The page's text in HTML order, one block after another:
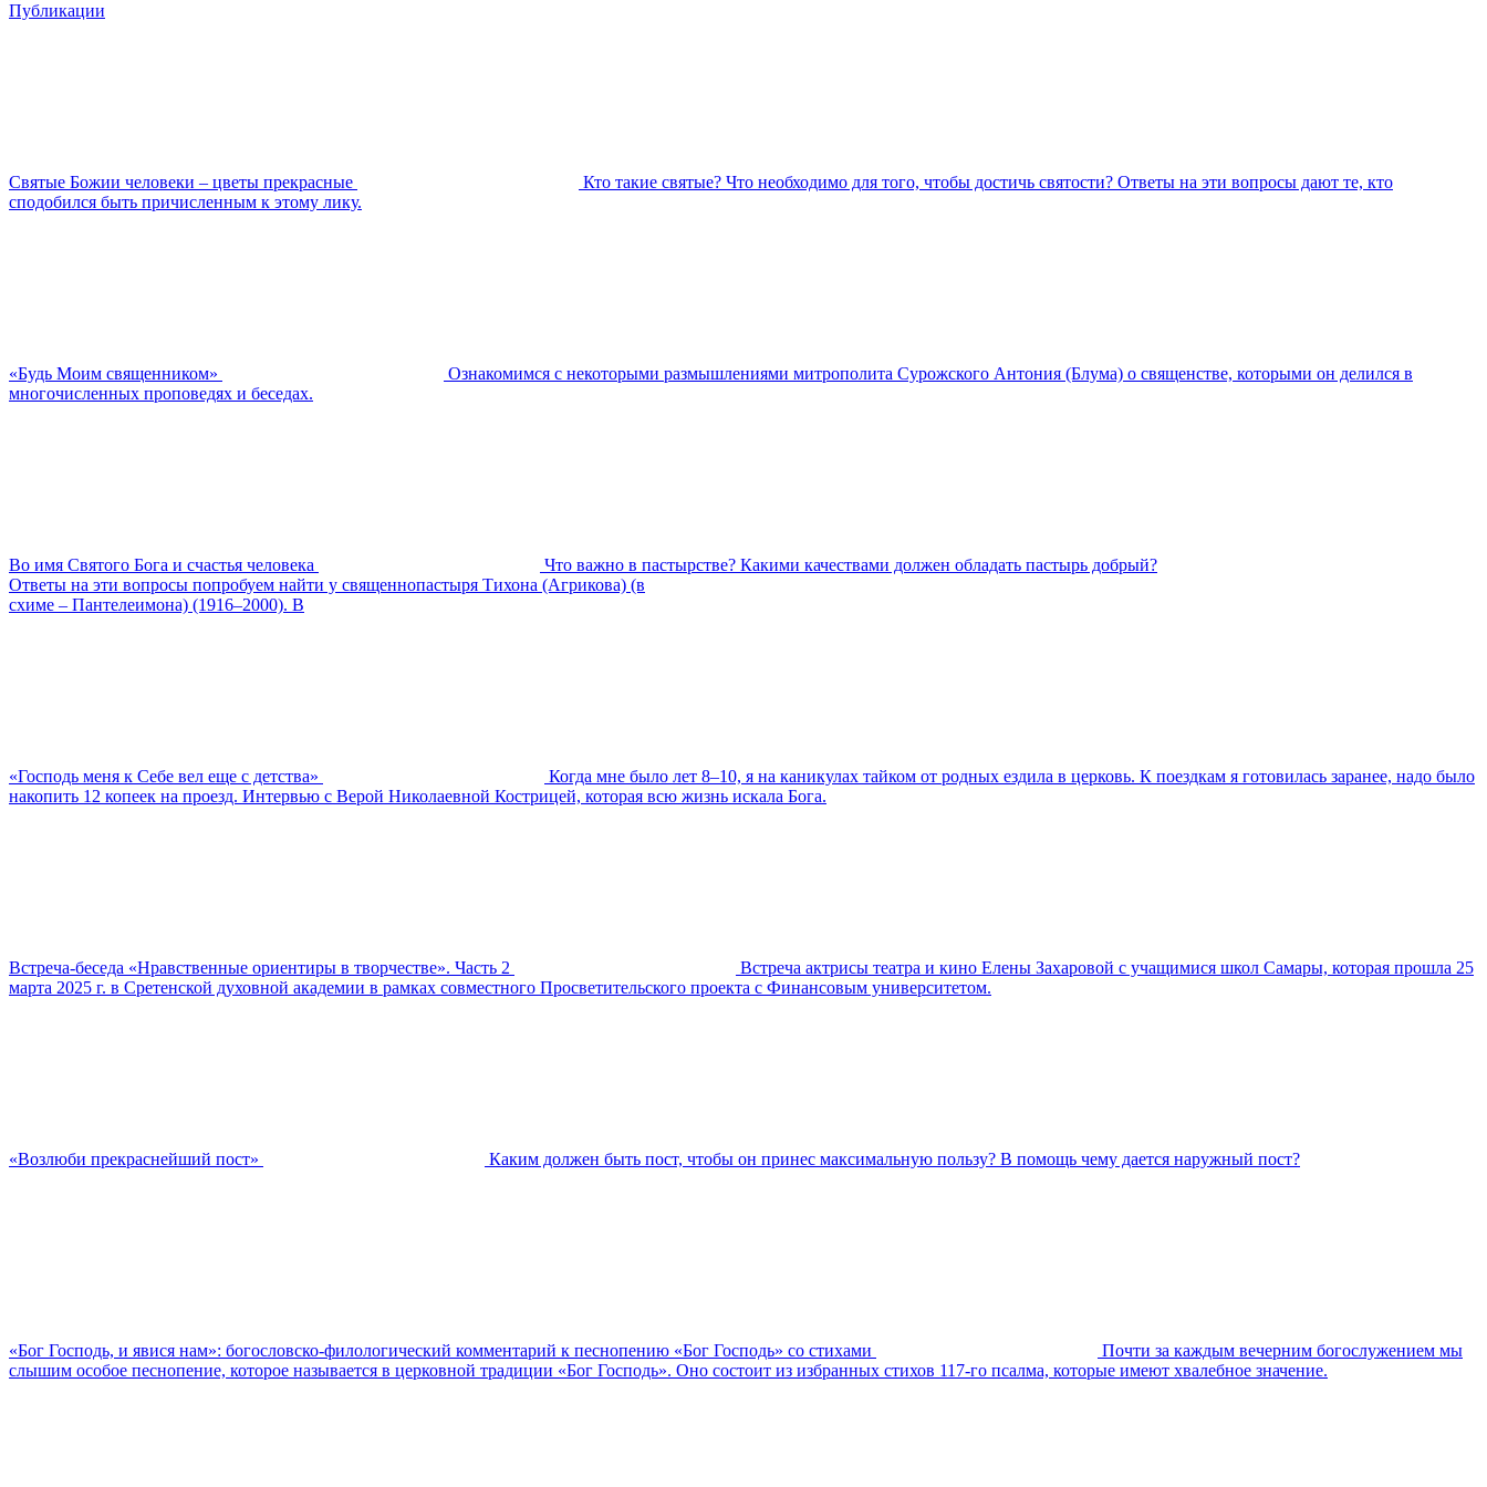
Публикации
Святые Божии человеки – цветы прекрасные
Кто такие святые? Что необходимо для того, чтобы достичь святости? Ответы на эти вопросы дают те, кто
сподобился быть причисленным к этому лику.
«Будь Моим священником»
Ознакомимся с некоторыми размышлениями митрополита Сурожского Антония (Блума) о священстве, которыми он делился в
многочисленных проповедях и беседах.
Во имя Святого Бога и счастья человека
Что важно в пастырстве? Какими качествами должен обладать пастырь добрый?
Ответы на эти вопросы попробуем найти у священнопастыря Тихона (Агрикова) (в
схиме – Пантелеимона) (1916–2000). В
«Господь меня к Себе вел еще с детства»
Когда мне было лет 8–10, я на каникулах тайком от родных ездила в церковь. К поездкам я готовилась заранее, надо было
накопить 12 копеек на проезд. Интервью с Верой Николаевной Кострицей, которая всю жизнь искала Бога.
Встреча-беседа «Нравственные ориентиры в творчестве». Часть 2
Встреча актрисы театра и кино Елены Захаровой с учащимися школ Самары, которая прошла 25
марта 2025 г. в Сретенской духовной академии в рамках совместного Просветительского проекта с Финансовым университетом.
«Возлюби прекраснейший пост» Каким должен быть пост, чтобы он принес максимальную пользу? В помощь чему дается наружный пост?
«Бог Господь, и явися нам»: богословско-филологический комментарий к песнопению «Бог Господь» со стихами
Почти за каждым вечерним богослужением мы
слышим особое песнопение, которое называется в церковной традиции «Бог Господь». Оно состоит из избранных стихов 117-го псалма, которые имеют хвалебное значение.